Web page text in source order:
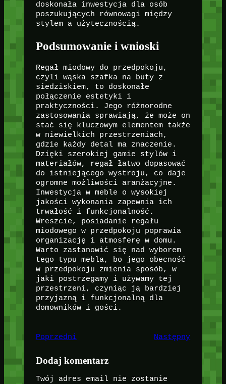
doskonała inwestycja dla osób
poszukujących równowagi między
stylem a użytecznością.
Podsumowanie i wnioski
Regał miodowy do przedpokoju,
czyli wąska szafka na buty z
siedziskiem, to doskonałe
połączenie estetyki i
praktyczności. Jego różnorodne
zastosowania sprawiają, że może on
stać się kluczowym elementem także
w niewielkich przestrzeniach,
gdzie każdy detal ma znaczenie.
Dzięki szerokiej gamie stylów i
materiałów, regał łatwo dopasować
do istniejącego wystroju, co daje
ogromne możliwości aranżacyjne.
Inwestycja w meble o wysokiej
jakości wykonania zapewnia ich
trwałość i funkcjonalność.
Wreszcie, posiadanie regału
miodowego w przedpokoju poprawia
organizację i atmosferę w domu.
Warto zastanowić się nad wyborem
tego typu mebla, bo jego obecność
w przedpokoju zmienia sposób, w
jaki postrzegamy i używamy tej
przestrzeni, czyniąc ją bardziej
przyjazną i funkcjonalną dla
domowników i gości.
Poprzedni Następny
Dodaj komentarz
Twój adres email nie zostanie